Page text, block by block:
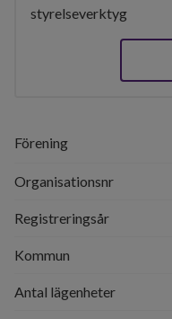
styrelseverktyg
Förening
Organisationsnr
Registreringsår
Kommun
Antal lägenheter